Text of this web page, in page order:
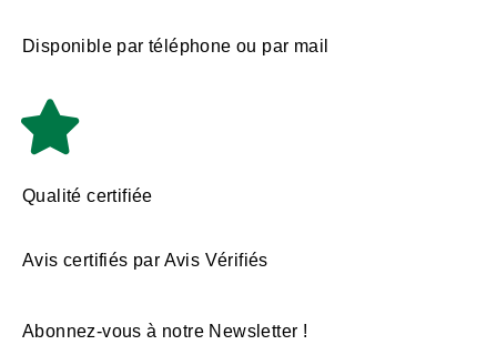
Disponible par téléphone ou par mail
Qualité certifiée
Avis certifiés par Avis Vérifiés
Abonnez-vous à notre Newsletter !